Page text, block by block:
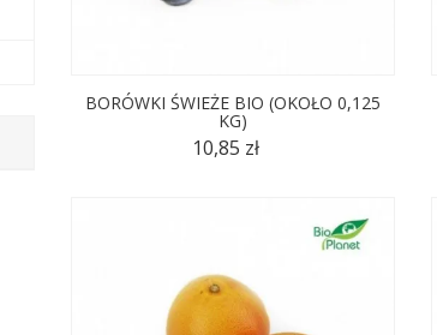
BORÓWKI ŚWIEŻE BIO (OKOŁO 0,125
KG)
10,85 zł